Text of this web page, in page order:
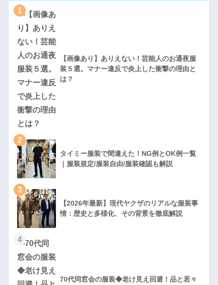
1
【画像あり】ありえない！芸能人のお通夜服
装５選。マナー違反で炎上した衝撃の理由と
は？
2
タイミー服装で間違えた！NG例とOK例一覧
｜服装規定/服装自由/服装確認も解説
3
【2026年最新】現代ヤクザのリアルな服装事
情：歴史と多様化、その背景を徹底解説
4
70代同窓会の服装◆老け見え回避！品と若々